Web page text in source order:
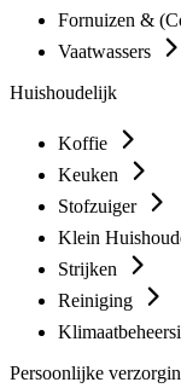
Fornuizen &
Vaatwassers
Huishoudelijk
Koffie
Keuken
Stofzuiger
Klein
Strijken
Reiniging
Persoonlijke